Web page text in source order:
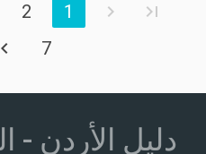
1
2
7
دليل الأردن -